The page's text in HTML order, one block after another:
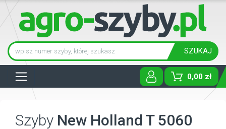
SZUKAJ
0,00 zł
Szyby New Holland T 5060